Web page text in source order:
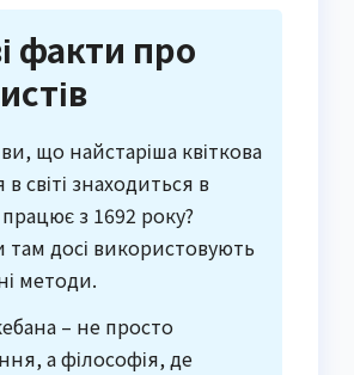
факти про
що найстаріша квіткова
світі знаходиться в
з 1692 року?
досі використовують
методи.
– не просто
а філософія, де